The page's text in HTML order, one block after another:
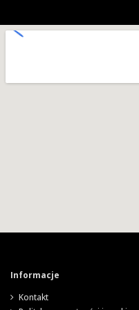
Informacje
Kontakt